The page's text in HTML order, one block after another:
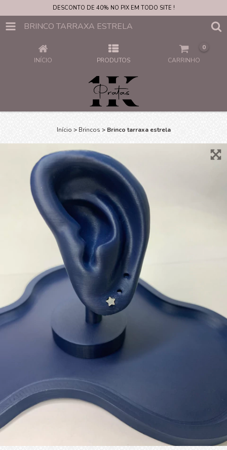
DESCONTO DE 40% NO PIX EM TODO SITE !
BRINCO TARRAXA ESTRELA
INÍCIO PRODUTOS CARRINHO
0
Início > Brincos > Brinco tarraxa estrela